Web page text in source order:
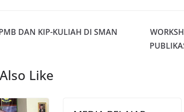
DAN KIP-KULIAH DI SMAN
Like